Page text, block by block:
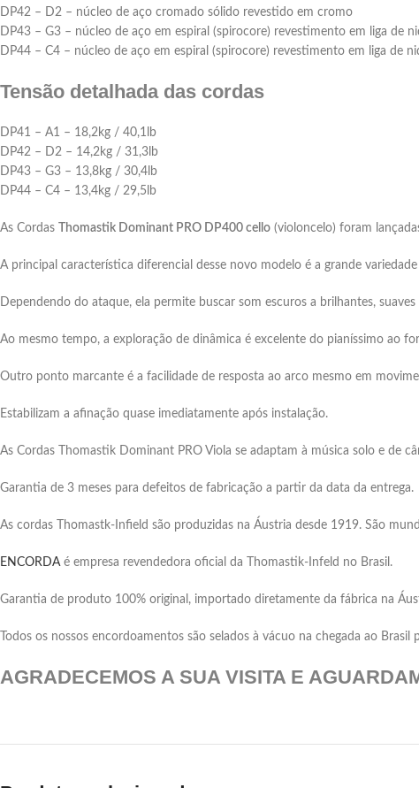
DP42 – D2 – núcleo de aço cromado sólido revestido em cromo
DP43 – G3 – núcleo de aço em espiral (spirocore) revestimento em liga de
DP44 – C4 – núcleo de aço em espiral (spirocore) revestimento em liga de
Tensão detalhada das cordas
DP41 – A1 – 18,2kg / 40,1lb
DP42 – D2 – 14,2kg / 31,3lb
DP43 – G3 – 13,8kg / 30,4lb
DP44 – C4 – 13,4kg / 29,5lb
As Cordas Thomastik Dominant PRO DP400 cello (violoncelo) foram
A principal característica diferencial desse novo modelo é a grande
Dependendo do ataque, ela permite buscar som escuros a brilhantes,
Ao mesmo tempo, a exploração de dinâmica é excelente do pianíssimo ao
Outro ponto marcante é a facilidade de resposta ao arco mesmo em
Estabilizam a afinação quase imediatamente após instalação.
As Cordas Thomastik Dominant PRO Viola se adaptam à música solo e de
Garantia de 3 meses para defeitos de fabricação a partir da data da entrega.
As cordas Thomastk-Infield são produzidas na Áustria desde 1919. São
ENCORDA é empresa revendedora oficial da Thomastik-Infeld no Brasil.
Garantia de produto 100% original, importado diretamente da fábrica na
Todos os nossos encordoamentos são selados à vácuo na chegada ao
AGRADECEMOS A SUA VISITA E